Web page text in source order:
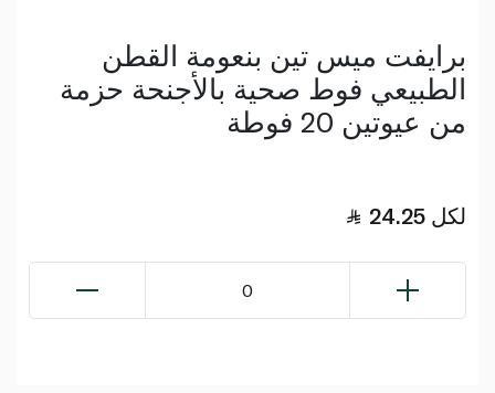
برايفت ميس تين بنعومة القطن
الطبيعي فوط صحية بالأجنحة حزمة
من عيوتين 20 فوطة
24.25 لكل
0